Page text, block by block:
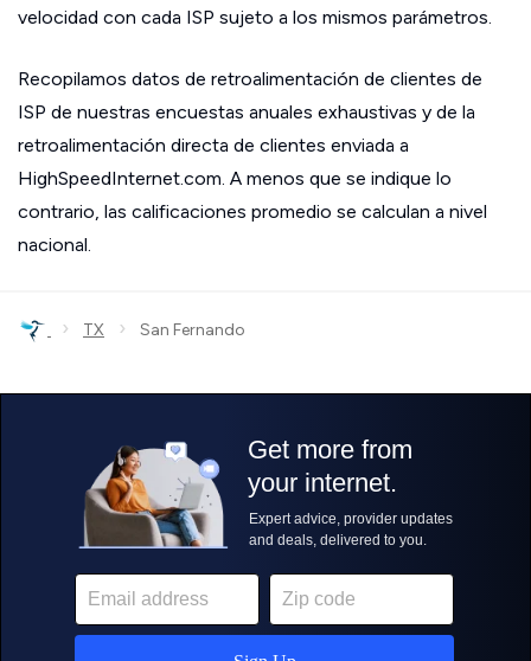
velocidad con cada ISP sujeto a los mismos parámetros.
Recopilamos datos de retroalimentación de clientes de
ISP de nuestras encuestas anuales exhaustivas y de la
retroalimentación directa de clientes enviada a
HighSpeedInternet.com. A menos que se indique lo
contrario, las calificaciones promedio se calculan a nivel
nacional.
› TX › San Fernando